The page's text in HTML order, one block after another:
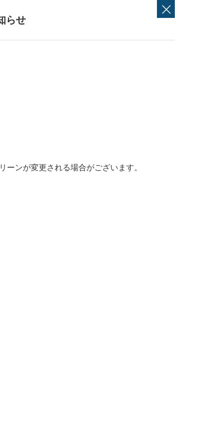
らせ
ンが変更される場合がございます。